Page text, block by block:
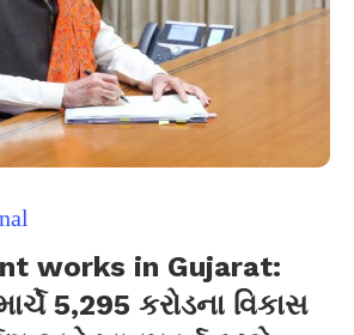
works in Gujarat:
5,295 કરોડના વિકાસ